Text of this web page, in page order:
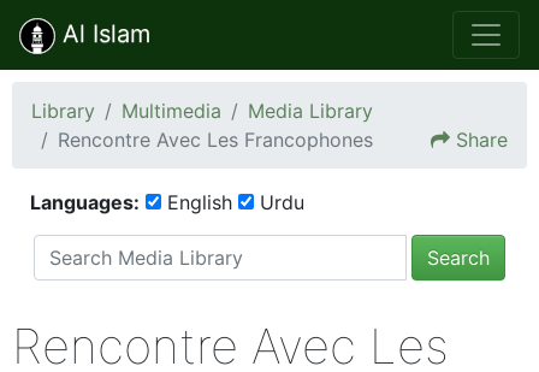
Al Islam
Library Multimedia
Media Library
Rencontre Avec Les Francophones
Share
Languages: English Urdu
Search
Rencontre Avec Les